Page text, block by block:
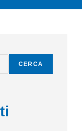
CERCA